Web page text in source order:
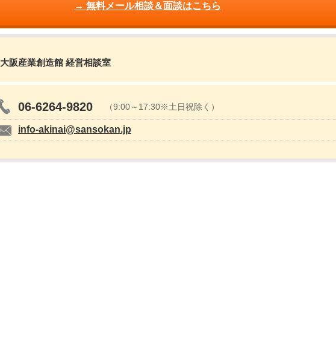
→ 無料メール相談＆面談はこちら
大阪産業創造館 経営相談室
06-6264-9820 （9:00～17:30※土日祝除く）
info-akinai@sansokan.jp